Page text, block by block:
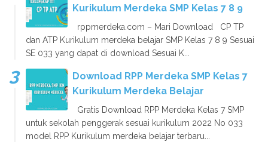
Kurikulum Merdeka SMP Kelas 7 8 9
rppmerdeka.com – Mari Download CP TP
dan ATP Kurikulum merdeka belajar SMP Kelas 7 8 9 Sesuai
SE 033 yang dapat di download Sesuai K...
Download RPP Merdeka SMP Kelas 7
Kurikulum Merdeka Belajar
Gratis Download RPP Merdeka Kelas 7 SMP
untuk sekolah penggerak sesuai kurikulum 2022 No 033
model RPP Kurikulum merdeka belajar terbaru...